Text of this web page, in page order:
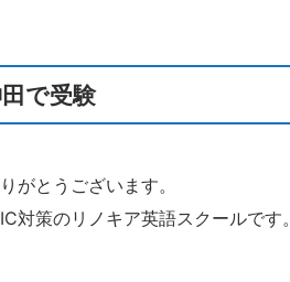
で受験
がとうございます。
対策のリノキア英語スクールです。